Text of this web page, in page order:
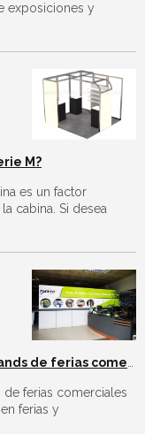
exposiciones y
M?
es un factor
cabina. Si desea
ferias comerciales
ferias y